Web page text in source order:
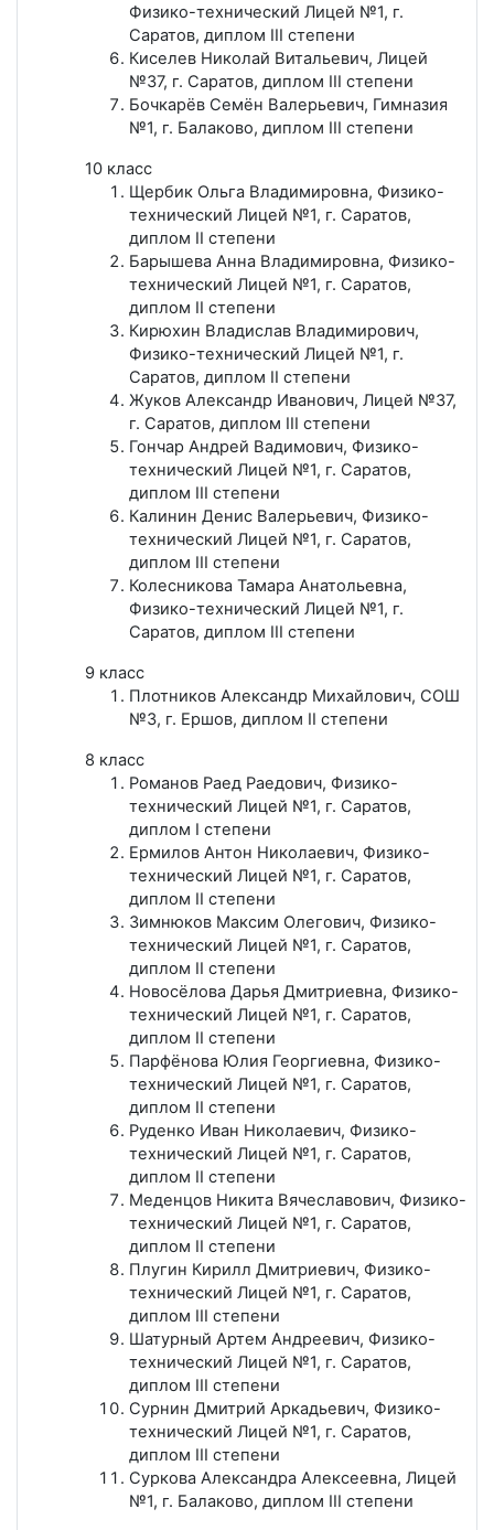
Физико-технический Лицей №1, г.
Саратов, диплом III степени
Киселев Николай Витальевич, Лицей
№37, г. Саратов, диплом III степени
Бочкарёв Семён Валерьевич, Гимназия
№1, г. Балаково, диплом III степени
10 класс
Щербик Ольга Владимировна, Физико-
технический Лицей №1, г. Саратов,
диплом II степени
Барышева Анна Владимировна, Физико-
технический Лицей №1, г. Саратов,
диплом II степени
Кирюхин Владислав Владимирович,
Физико-технический Лицей №1, г.
Саратов, диплом II степени
Жуков Александр Иванович, Лицей №37,
г. Саратов, диплом III степени
Гончар Андрей Вадимович, Физико-
технический Лицей №1, г. Саратов,
диплом III степени
Калинин Денис Валерьевич, Физико-
технический Лицей №1, г. Саратов,
диплом III степени
Колесникова Тамара Анатольевна,
Физико-технический Лицей №1, г.
Саратов, диплом III степени
9 класс
Плотников Александр Михайлович, СОШ
№3, г. Ершов, диплом II степени
8 класс
Романов Раед Раедович, Физико-
технический Лицей №1, г. Саратов,
диплом I степени
Ермилов Антон Николаевич, Физико-
технический Лицей №1, г. Саратов,
диплом II степени
Зимнюков Максим Олегович, Физико-
технический Лицей №1, г. Саратов,
диплом II степени
Новосёлова Дарья Дмитриевна, Физико-
технический Лицей №1, г. Саратов,
диплом II степени
Парфёнова Юлия Георгиевна, Физико-
технический Лицей №1, г. Саратов,
диплом II степени
Руденко Иван Николаевич, Физико-
технический Лицей №1, г. Саратов,
диплом II степени
Меденцов Никита Вячеславович, Физико-
технический Лицей №1, г. Саратов,
диплом II степени
Плугин Кирилл Дмитриевич, Физико-
технический Лицей №1, г. Саратов,
диплом III степени
Шатурный Артем Андреевич, Физико-
технический Лицей №1, г. Саратов,
диплом III степени
Сурнин Дмитрий Аркадьевич, Физико-
технический Лицей №1, г. Саратов,
диплом III степени
Суркова Александра Алексеевна, Лицей
№1, г. Балаково, диплом III степени